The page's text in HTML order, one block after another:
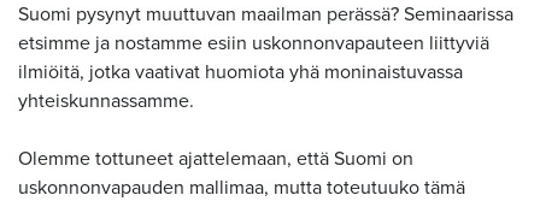
Suomi pysynyt muuttuvan maailman perässä? Seminaarissa
etsimme ja nostamme esiin uskonnonvapauteen liittyviä
ilmiöitä, jotka vaativat huomiota yhä moninaistuvassa
yhteiskunnassamme.
Olemme tottuneet ajattelemaan, että Suomi on
uskonnonvapauden mallimaa, mutta toteutuuko tämä